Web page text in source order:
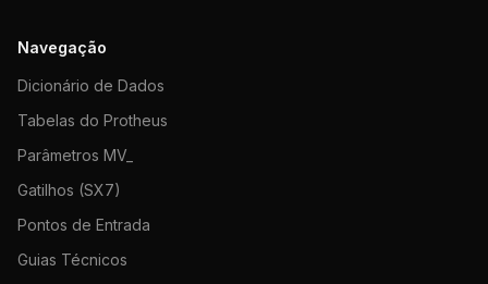
Navegação
Dicionário de Dados
Tabelas do Protheus
Parâmetros MV_
Gatilhos (SX7)
Pontos de Entrada
Guias Técnicos